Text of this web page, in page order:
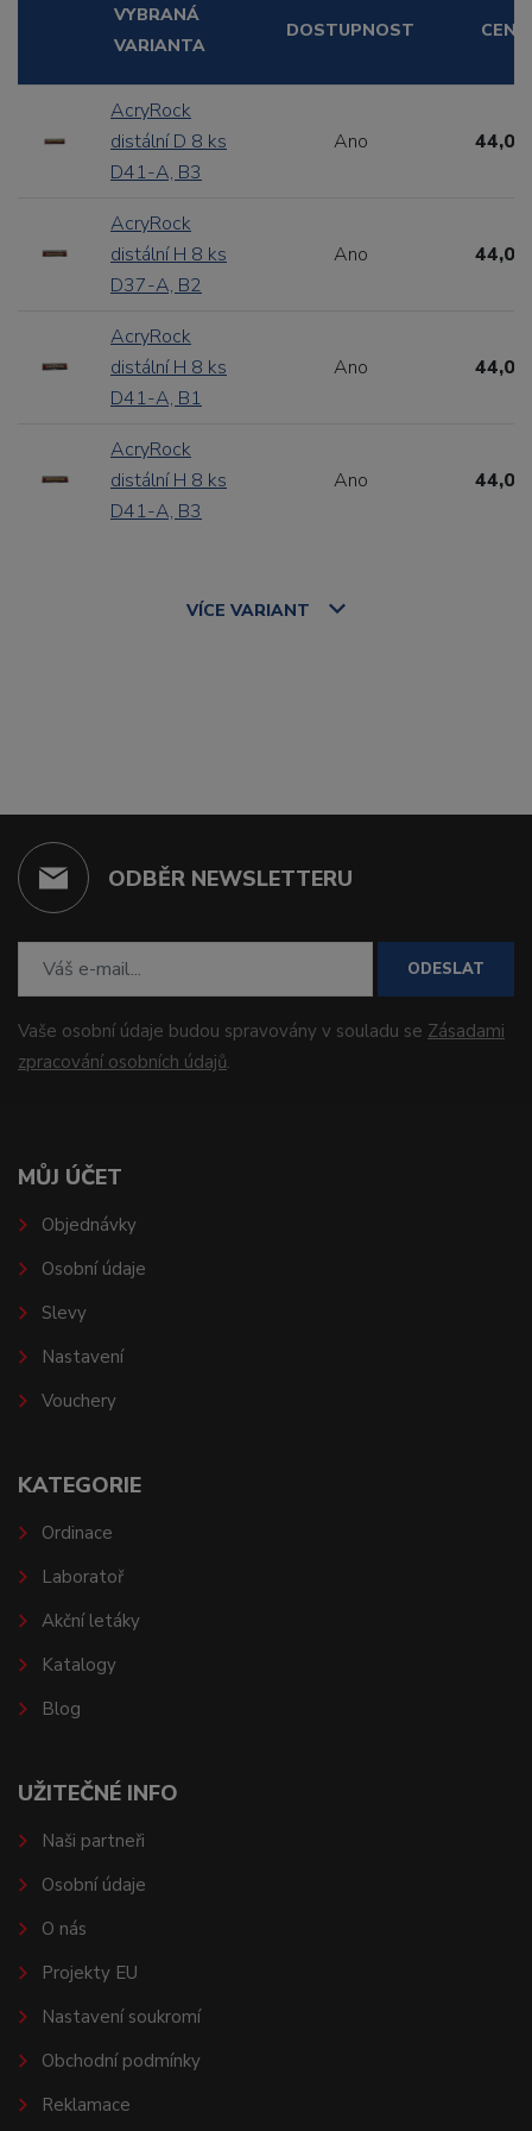
VYBRANÁ
VARIANTA
DOSTUPNOST CENA
AcryRock
distální D 8 ks
D41-A, B3
Ano 44,00
AcryRock
distální H 8 ks
D37-A, B2
Ano 44,00
AcryRock
distální H 8 ks
D41-A, B1
Ano 44,00
AcryRock
distální H 8 ks
D41-A, B3
Ano 44,00
VÍCE VARIANT
ODBĚR NEWSLETTERU
ODESLAT
Vaše osobní údaje budou spravovány v souladu se Zásadami
zpracování osobních údajů.
MŮJ ÚČET
Objednávky
Osobní údaje
Slevy
Nastavení
Vouchery
KATEGORIE
Ordinace
Laboratoř
Akční letáky
Katalogy
Blog
UŽITEČNÉ INFO
Naši partneři
Osobní údaje
O nás
Projekty EU
Nastavení soukromí
Obchodní podmínky
Reklamace